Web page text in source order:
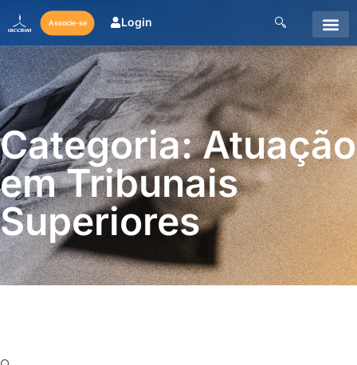
Associe-se Login
Categoria: Atuação
em Tribunais
Superiores